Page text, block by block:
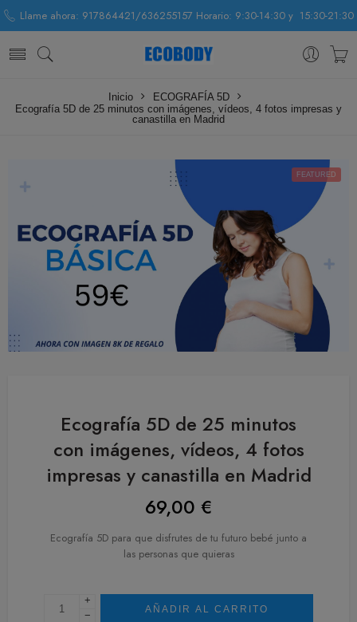
Llame ahora: 917864421/636255157 Horario: 9:30-14:30 y 15:30-21:30
Inicio
ECOGRAFÍA 5D
Ecografía 5D de 25 minutos con imágenes, vídeos, 4 fotos impresas y
canastilla en Madrid
FEATURED
Ecografía 5D de 25 minutos
con imágenes, vídeos, 4 fotos
impresas y canastilla en Madrid
69,00 €
Ecografía 5D para que disfrutes de tu futuro bebé junto a
las personas que quieras
+
−
AÑADIR AL CARRITO